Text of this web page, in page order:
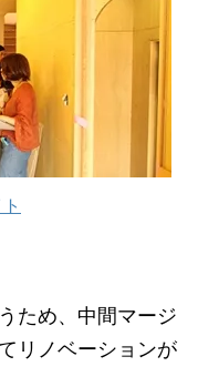
ため、中間マージ
リノベーションが